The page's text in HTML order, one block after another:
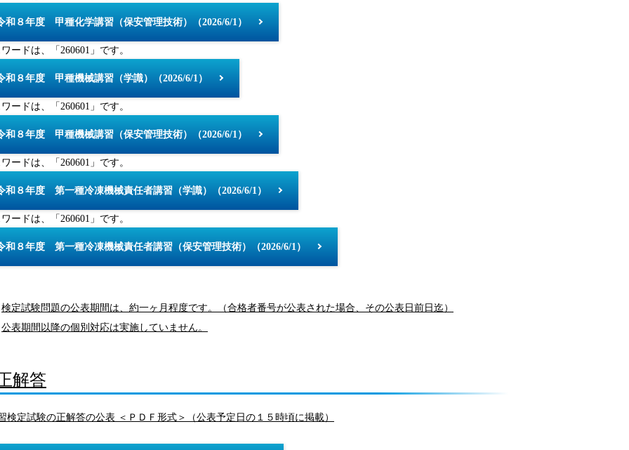
和８年度 甲種化学講習（保安管理技術）（2026/6/1）
ードは、「260601」です。
和８年度 甲種機械講習（学識）（2026/6/1）
ードは、「260601」です。
和８年度 甲種機械講習（保安管理技術）（2026/6/1）
ードは、「260601」です。
和８年度 第一種冷凍機械責任者講習（学識）（2026/6/1）
ードは、「260601」です。
和８年度 第一種冷凍機械責任者講習（保安管理技術）（2026/6/1）
検定試験問題の公表期間は、約一ヶ月程度です。（合格者番号が公表された場合、その公表日前日迄）
公表期間以降の個別対応は実施していません。
解答
検定試験の正解答の公表 ＜ＰＤＦ形式＞（公表予定日の１５時頃に掲載）